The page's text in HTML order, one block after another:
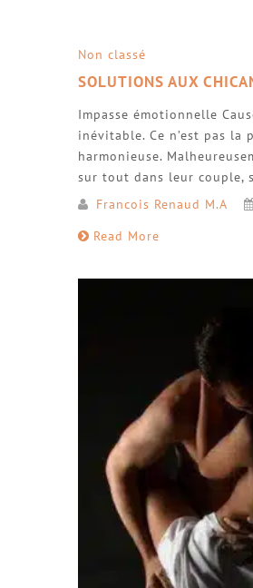
Non classé
SOLUTIONS AUX
Impasse émotionnelle
inévitable. Ce n’est pas la
harmonieuse.
sur tout dans leur couple,
Francois Renaud M.A
Read More